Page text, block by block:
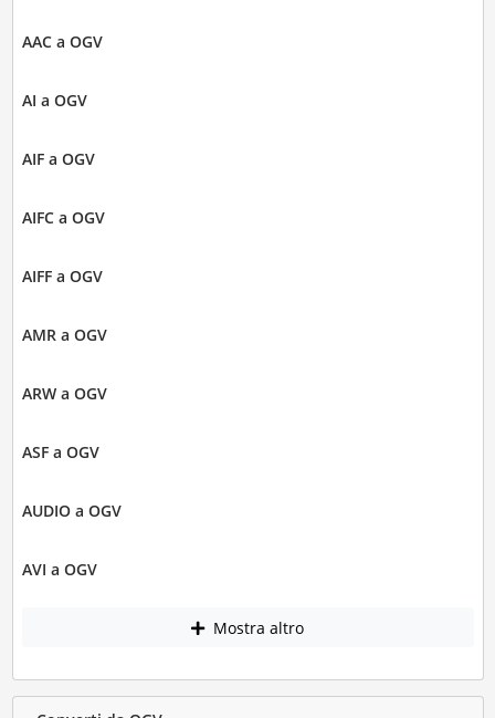
AAC a OGV
AI a OGV
AIF a OGV
AIFC a OGV
AIFF a OGV
AMR a OGV
ARW a OGV
ASF a OGV
AUDIO a OGV
AVI a OGV
Mostra altro